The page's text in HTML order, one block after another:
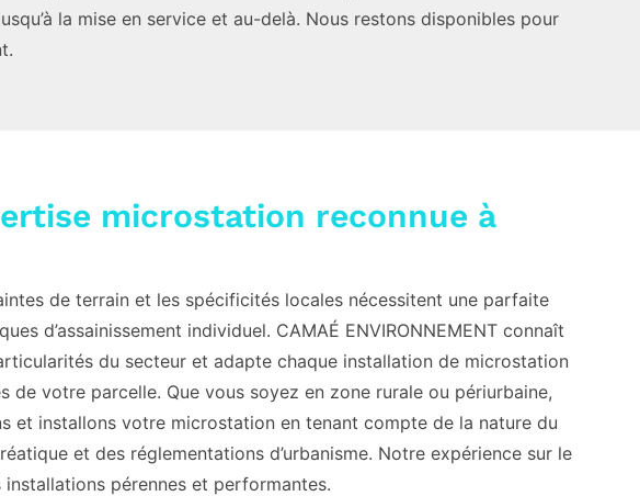
la mise en service et au-delà. Nous restons disponibles pour
microstation reconnue à
de terrain et les spécificités locales nécessitent une parfaite
d’assainissement individuel. CAMAÉ ENVIRONNEMENT connaît
du secteur et adapte chaque installation de microstation
de votre parcelle. Que vous soyez en zone rurale ou périurbaine,
et installons votre microstation en tenant compte de la nature du
et des réglementations d’urbanisme. Notre expérience sur le
pérennes et performantes.